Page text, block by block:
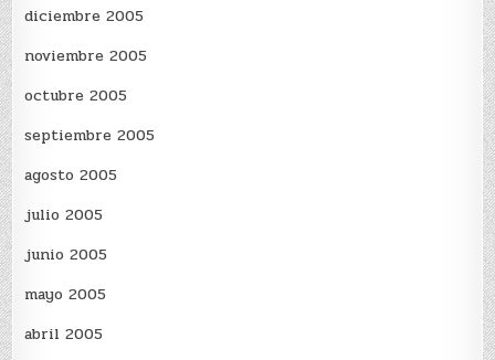
diciembre 2005
noviembre 2005
octubre 2005
septiembre 2005
agosto 2005
julio 2005
junio 2005
mayo 2005
abril 2005